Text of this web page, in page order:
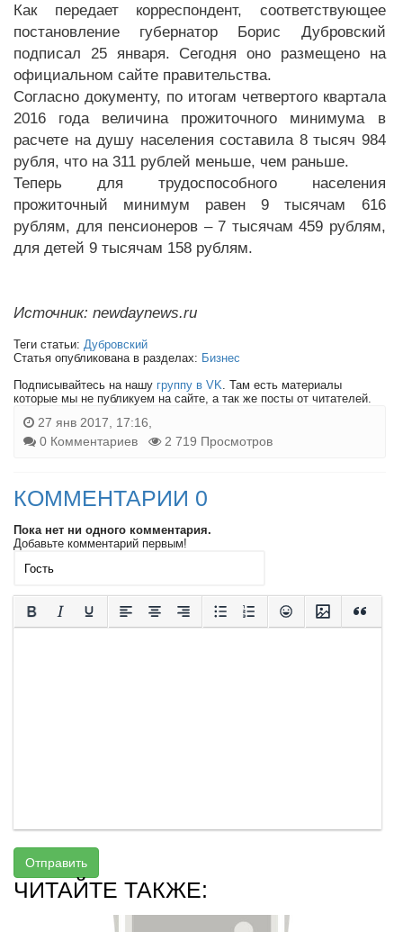
Как передает корреспондент, соответствующее
постановление губернатор Борис Дубровский
подписал 25 января. Сегодня оно размещено на
официальном сайте правительства.
Согласно документу, по итогам четвертого квартала
2016 года величина прожиточного минимума в
расчете на душу населения составила 8 тысяч 984
рубля, что на 311 рублей меньше, чем раньше.
Теперь для трудоспособного населения
прожиточный минимум равен 9 тысячам 616
рублям, для пенсионеров – 7 тысячам 459 рублям,
для детей 9 тысячам 158 рублям.
Источник: newdaynews.ru
Теги статьи: Дубровский
Статья опубликована в разделах: Бизнес
Подписывайтесь на нашу группу в VK. Там есть материалы
которые мы не публикуем на сайте, а так же посты от читателей.
27 янв 2017, 17:16,
0 Комментариев
2 719 Просмотров
КОММЕНТАРИИ 0
Пока нет ни одного комментария.
Добавьте комментарий первым!
Отправить
ЧИТАЙТЕ ТАКЖЕ: